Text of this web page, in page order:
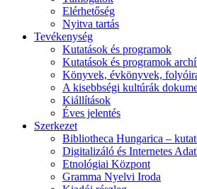
Elérhetőség
Nyitva tartás
Tevékenység
Kutatások és programok
Kutatások és programok
Könyvek, évkönyvek,
A kisebbségi kultúrák
Kiállítások
Éves jelentés
Szerkezet
Bibliotheca Hungarica –
Digitalizáló és Internetes
Etnológiai Központ
Gramma Nyelvi Iroda